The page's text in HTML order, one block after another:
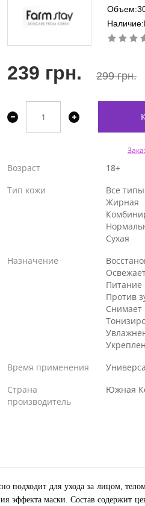
239 грн. 299 грн.
Возраст
18+
Тип кожи
Все типы
Жирная
Сухая
Назначение
Питание
Против
Снимает
Время применения
Страна
производитель
Южная
подходит для ухода за лицом,
эффекта маски. Состав содержит